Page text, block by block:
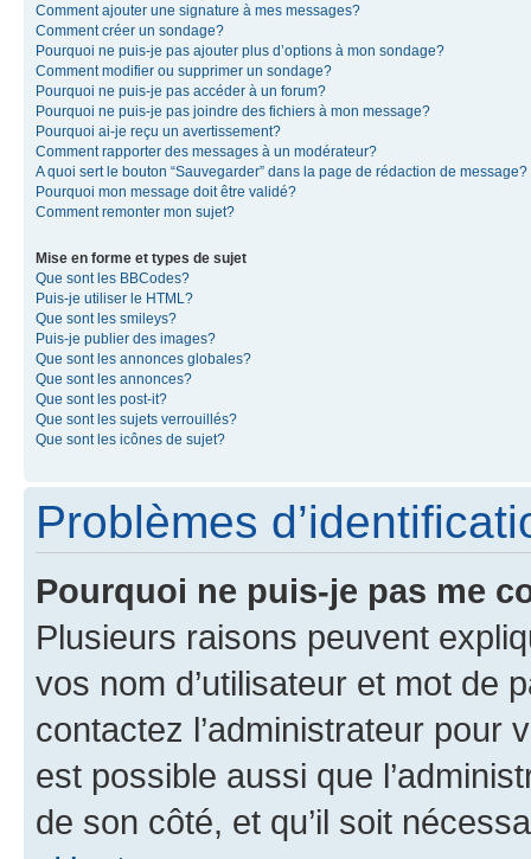
Comment ajouter une signature à mes messages?
Comment créer un sondage?
Pourquoi ne puis-je pas ajouter plus d’options à mon sondage?
Comment modifier ou supprimer un sondage?
Pourquoi ne puis-je pas accéder à un forum?
Pourquoi ne puis-je pas joindre des fichiers à mon message?
Pourquoi ai-je reçu un avertissement?
Comment rapporter des messages à un modérateur?
A quoi sert le bouton “Sauvegarder” dans la page de rédaction de message?
Pourquoi mon message doit être validé?
Comment remonter mon sujet?
Mise en forme et types de sujet
Que sont les BBCodes?
Puis-je utiliser le HTML?
Que sont les smileys?
Puis-je publier des images?
Que sont les annonces globales?
Que sont les annonces?
Que sont les post-it?
Que sont les sujets verrouillés?
Que sont les icônes de sujet?
Problèmes
Pourquoi ne puis-je pas me
Plusieurs raisons peuvent
vos nom d’utilisateur et mot de
contactez l’administrateur pour
est possible aussi que
de son côté, et qu’il soit